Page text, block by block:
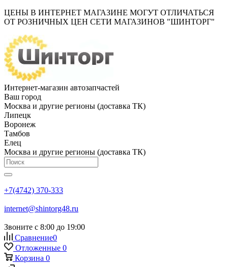
ЦЕНЫ В ИНТЕРНЕТ МАГАЗИНЕ МОГУТ ОТЛИЧАТЬСЯ
ОТ РОЗНИЧНЫХ ЦЕН СЕТИ МАГАЗИНОВ "ШИНТОРГ"
Интернет-магазин автозапчастей
Ваш город
Москва и другие регионы (доставка ТК)
Липецк
Воронеж
Тамбов
Елец
Москва и другие регионы (доставка ТК)
+7(4742) 370-333
internet@shintorg48.ru
Звоните с 8:00 до 19:00
Сравнение0
Отложенные 0
Корзина 0